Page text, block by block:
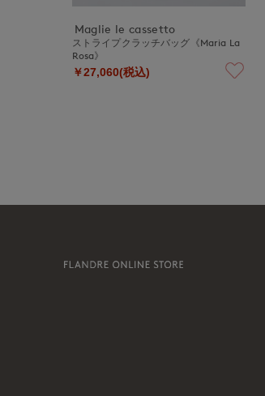
Maglie le cassetto
ストライプクラッチバッグ《Maria La
Rosa》
￥27,060(税込)